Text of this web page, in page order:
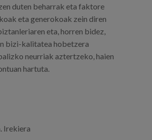
duten beharrak eta faktore
eta generokoak zein diren
eta, horren bidez,
bizi-kalitatea hobetzera
neurriak aztertzeko, haien
hartuta.
Irekiera